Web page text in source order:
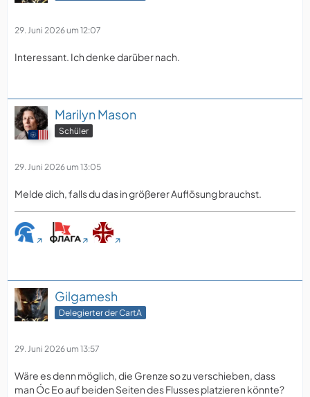
29. Juni 2026 um 12:07
Interessant. Ich denke darüber nach.
Marilyn Mason
Schüler
29. Juni 2026 um 13:05
Melde dich, falls du das in größerer Auflösung brauchst.
Gilgamesh
Delegierter der CartA
29. Juni 2026 um 13:57
Wäre es denn möglich, die Grenze so zu verschieben, dass
man Óc Eo auf beiden Seiten des Flusses platzieren könnte?